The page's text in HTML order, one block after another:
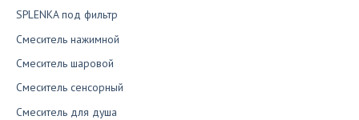
SPLENKA под фильтр
Смеситель нажимной
Смеситель шаровой
Смеситель сенсорный
Смеситель для душа